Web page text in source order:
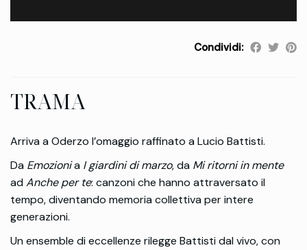
Condividi:
TRAMA
Arriva a Oderzo l’omaggio raffinato a Lucio Battisti.
Da Emozionia I giardini di marzo, da Mi ritorni in mente
adAnche per te: canzoni che hanno attraversato il
tempo, diventando memoria collettiva per intere
generazioni.
Un ensemble di eccellenze rilegge Battisti dal vivo, con